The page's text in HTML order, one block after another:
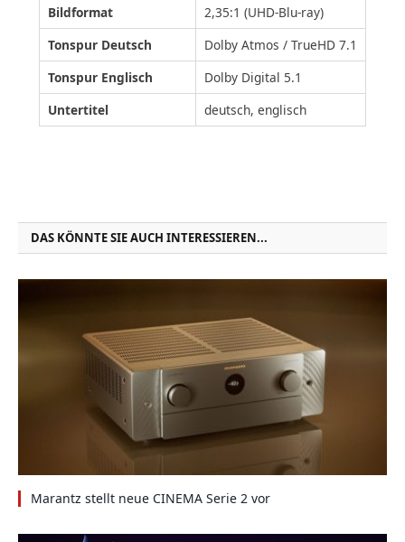
Bildformat
2,35:1 (UHD-Blu-ray)
Tonspur Deutsch
Dolby Atmos / TrueHD 7.1
Tonspur Englisch
Dolby Digital 5.1
Untertitel
deutsch, englisch
DAS KÖNNTE SIE AUCH INTERESSIEREN...
Marantz stellt neue CINEMA Serie 2 vor